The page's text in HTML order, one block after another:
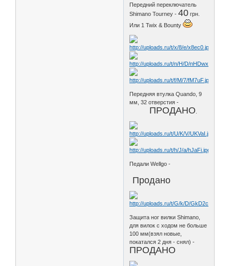
Передний переключатель
Shimano Tourney -40 грн.
Или 1 Twix & Bounty
Передняя втулка Quando, 9
мм, 32 отверстия -
ПРОДАНО
Педали Wellgo -
Продано
Защита ног вилки Shimano,
для вилок с ходом не больше
100 мм(взял новые,
покатался 2 дня - снял) -
ПРОДАНО